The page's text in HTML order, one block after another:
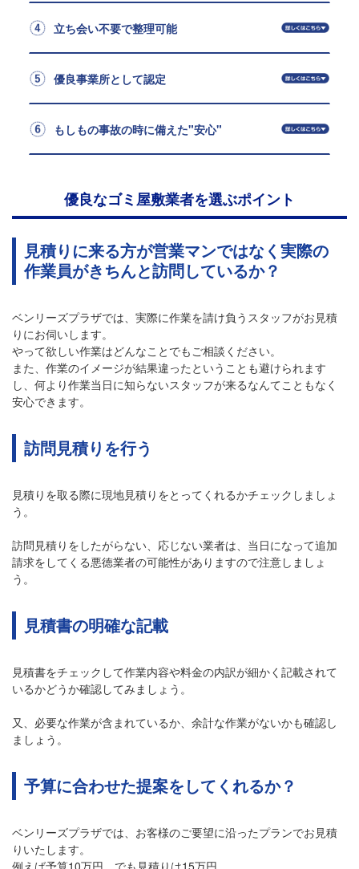
立ち会い不要で整理可能
優良事業所として認定
もしもの事故の時に備えた"安心"
優良なゴミ屋敷業者を選ぶポイント
見積りに来る方が営業マンではなく実際の
作業員がきちんと訪問しているか？
ベンリーズプラザでは、実際に作業を請け負うスタッフがお見積
りにお伺いします。
やって欲しい作業はどんなことでもご相談ください。
また、作業のイメージが結果違ったということも避けられます
し、何より作業当日に知らないスタッフが来るなんてこともなく
安心できます。
訪問見積りを行う
見積りを取る際に現地見積りをとってくれるかチェックしましょ
う。
訪問見積りをしたがらない、応じない業者は、当日になって追加
請求をしてくる悪徳業者の可能性がありますので注意しましょ
う。
見積書の明確な記載
見積書をチェックして作業内容や料金の内訳が細かく記載されて
いるかどうか確認してみましょう。
又、必要な作業が含まれているか、余計な作業がないかも確認し
ましょう。
予算に合わせた提案をしてくれるか？
ベンリーズプラザでは、お客様のご要望に沿ったプランでお見積
りいたします。
例えば予算10万円。でも見積りは15万円。